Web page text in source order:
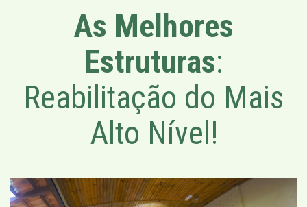
As Melhores
Estruturas:
Reabilitação do Mais
Alto Nível!